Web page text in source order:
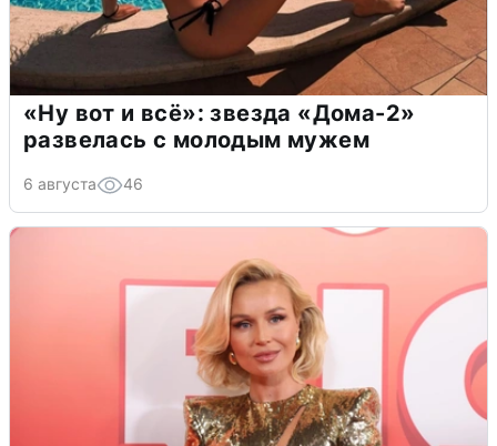
«Ну вот и всё»: звезда «Дома-2»
развелась с молодым мужем
6 августа 46